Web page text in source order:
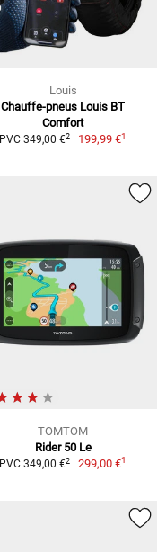
Louis
Chauffe-pneus Louis BT
Comfort
PVC 349,00 €2 199,99 €1
TOMTOM
Rider 50 Le
PVC 349,00 €2 299,00 €1